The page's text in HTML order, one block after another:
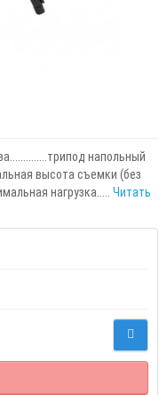
напольный
высота съемки (без
нагрузка..... Читать